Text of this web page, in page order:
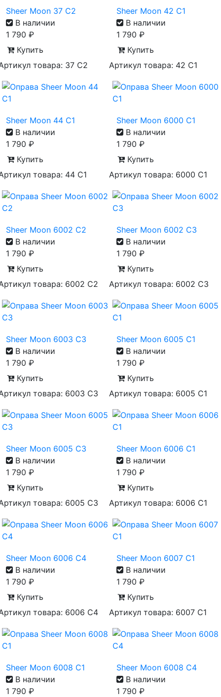
Sheer Moon 37 C2
В наличии
1 790 ₽
Купить
товара: 37 С2
Sheer Moon 42 C1
В наличии
1 790 ₽
Купить
Артикул товара: 42 С1
Sheer Moon 44 C1
В наличии
1 790 ₽
Купить
товара: 44 С1
Sheer Moon 6000 С1
В наличии
1 790 ₽
Купить
Артикул товара: 6000 С1
Sheer Moon 6002 С2
В наличии
1 790 ₽
Купить
товара: 6002 С2
Sheer Moon 6002 С3
В наличии
1 790 ₽
Купить
Артикул товара: 6002 С3
Sheer Moon 6003 С3
В наличии
1 790 ₽
Купить
товара: 6003 С3
Sheer Moon 6005 С1
В наличии
1 790 ₽
Купить
Артикул товара: 6005 С1
Sheer Moon 6005 С3
В наличии
1 790 ₽
Купить
товара: 6005 С3
Sheer Moon 6006 С1
В наличии
1 790 ₽
Купить
Артикул товара: 6006 С1
Sheer Moon 6006 С4
В наличии
1 790 ₽
Купить
товара: 6006 С4
Sheer Moon 6007 С1
В наличии
1 790 ₽
Купить
Артикул товара: 6007 С1
Sheer Moon 6008 С1
В наличии
1 790 ₽
Sheer Moon 6008 С4
В наличии
1 790 ₽